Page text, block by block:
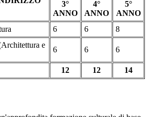
3°
ANNO
4°
ANNO
5°
ANNO
6 6
8
e
6 6 6
12 12 14